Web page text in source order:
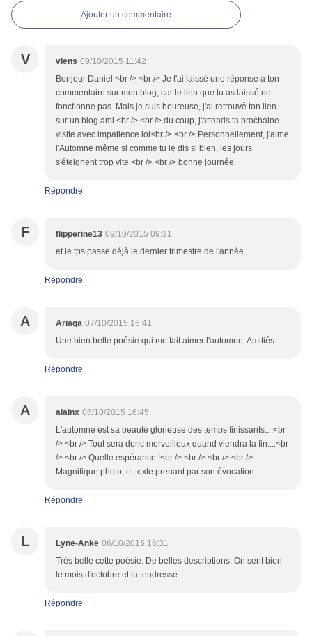
Ajouter un commentaire
V viens 09/10/2015 11:42
Bonjour Daniel,<br /> <br /> Je t'ai laissé une réponse à ton
commentaire sur mon blog, car le lien que tu as laissé ne
fonctionne pas. Mais je suis heureuse, j'ai retrouvé ton lien
sur un blog ami.<br /> <br /> du coup, j'attends ta prochaine
visite avec impatience lol<br /> <br /> Personnellement, j'aime
l'Automne même si comme tu le dis si bien, les jours
s'éteignent trop vite.<br /> <br /> bonne journée
Répondre
F flipperine13 09/10/2015 09:31
et le tps passe déjà le dernier trimestre de l'année
Répondre
A Ariaga 07/10/2015 16:41
Une bien belle poésie qui me fait aimer l'automne. Amitiés.
Répondre
A alainx 06/10/2015 16:45
L'automne est sa beauté glorieuse des temps finissants....<br
/> <br /> Tout sera donc merveilleux quand viendra la fin....<br
/> <br /> Quelle espérance !<br /> <br /> <br /> <br />
Magnifique photo, et texte prenant par son évocation
Répondre
L Lyne-Anke 06/10/2015 16:31
Très belle cette poésie. De belles descriptions. On sent bien
le mois d'octobre et la tendresse.
Répondre